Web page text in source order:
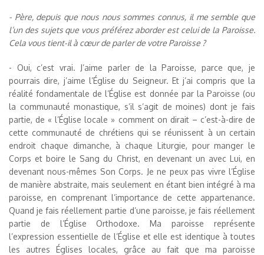
- Père, depuis que nous nous sommes connus, il me semble que
l’un des sujets que vous préférez aborder est celui de la Paroisse.
Cela vous tient-il à cœur de parler de votre Paroisse ?
- Oui, c’est vrai. J’aime parler de la Paroisse, parce que, je
pourrais dire, j’aime l’Église du Seigneur. Et j’ai compris que la
réalité fondamentale de l’Église est donnée par la Paroisse (ou
la communauté monastique, s’il s’agit de moines) dont je fais
partie, de « l’Église locale » comment on dirait – c’est-à-dire de
cette communauté de chrétiens qui se réunissent à un certain
endroit chaque dimanche, à chaque Liturgie, pour manger le
Corps et boire le Sang du Christ, en devenant un avec Lui, en
devenant nous-mêmes Son Corps. Je ne peux pas vivre l’Église
de manière abstraite, mais seulement en étant bien intégré à ma
paroisse, en comprenant l’importance de cette appartenance.
Quand je fais réellement partie d’une paroisse, je fais réellement
partie de l’Église Orthodoxe. Ma paroisse représente
l’expression essentielle de l’Église et elle est identique à toutes
les autres Églises locales, grâce au fait que ma paroisse